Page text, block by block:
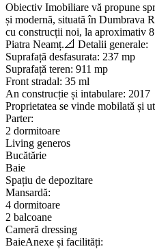
Obiectiv Imobiliare vă propune
și modernă, situată în Dumbrava
cu construcții noi, la aproximativ
Piatra Neamț.📐 Detalii generale:
Suprafață desfasurata: 237 mp
Suprafață teren: 911 mp
Front stradal: 35 ml
An construcție și intabulare: 2017
Proprietatea se vinde mobilată și
Parter:
2 dormitoare
Living generos
Bucătărie
Baie
Spațiu de depozitare
Mansardă:
4 dormitoare
2 balcoane
Cameră dressing
BaieAnexe și facilități: